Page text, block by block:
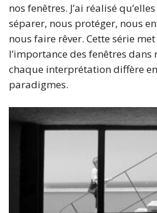
nos fenêtres. J’ai réalisé
séparer, nous protéger, nous
nous faire rêver. Cette série
l’importance des fenêtres
chaque interprétation diffère
paradigmes.